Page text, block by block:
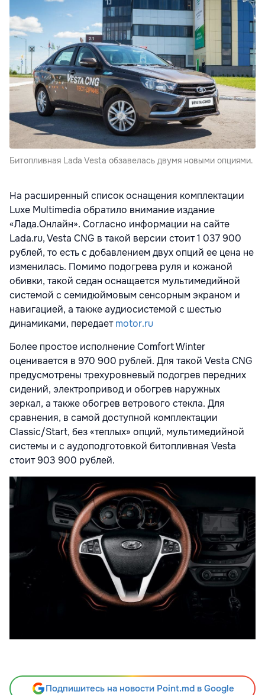
Битопливная Lada Vesta обзавелась двумя новыми опциями.
На расширенный список оснащения комплектации
Luxe Multimedia обратило внимание издание
«Лада.Онлайн». Согласно информации на сайте
Lada.ru, Vesta CNG в такой версии стоит 1 037 900
рублей, то есть с добавлением двух опций ее цена не
изменилась. Помимо подогрева руля и кожаной
обивки, такой седан оснащается мультимедийной
системой с семидюймовым сенсорным экраном и
навигацией, а также аудиосистемой с шестью
динамиками, передаетmotor.ru
Более простое исполнение Comfort Winter
оценивается в 970 900 рублей. Для такой Vesta CNG
предусмотрены трехуровневый подогрев передних
сидений, электропривод и обогрев наружных
зеркал, а также обогрев ветрового стекла. Для
сравнения, в самой доступной комплектации
Classic/Start, без «теплых» опций, мультимедийной
системы и с аудоподготовкой битопливная Vesta
стоит 903 900 рублей.
Подпишитесь на новости Point.md в Google